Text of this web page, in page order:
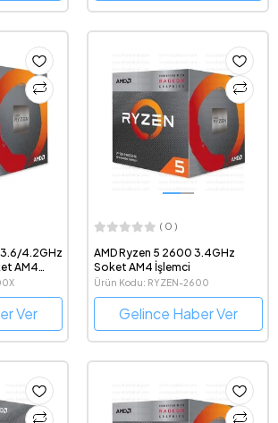
3.6/4.2GHz
AM4
Ver
( 0 )
AMD Ryzen 5 2600 3.4GHz
Soket AM4 İşlemci
Ürün Kodu: RYZEN-2600
Gelince Haber Ver